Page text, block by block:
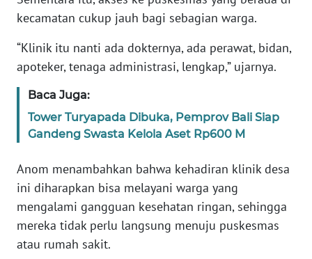
kecamatan cukup jauh bagi sebagian warga.
“Klinik itu nanti ada dokternya, ada perawat, bidan,
apoteker, tenaga administrasi, lengkap,” ujarnya.
Baca Juga:
Tower Turyapada Dibuka, Pemprov Bali Siap
Gandeng Swasta Kelola Aset Rp600 M
Anom menambahkan bahwa kehadiran klinik desa
ini diharapkan bisa melayani warga yang
mengalami gangguan kesehatan ringan, sehingga
mereka tidak perlu langsung menuju puskesmas
atau rumah sakit.
JABAR
WN
BANTEN
WN
WN
PAPUA
WN